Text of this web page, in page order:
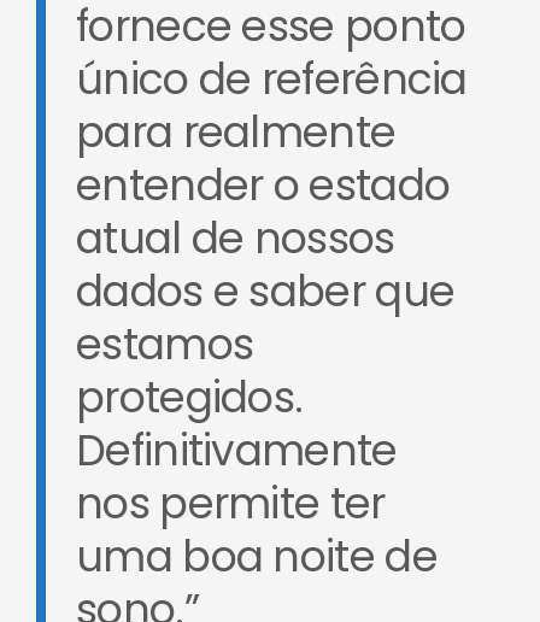
fornece esse ponto
único de referência
para realmente
entender o estado
atual de nossos
dados e saber que
estamos
protegidos.
Definitivamente
nos permite ter
uma boa noite de